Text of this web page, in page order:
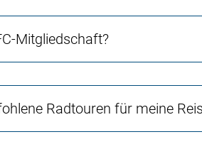
Mitgliedschaft?
Radtouren für meine